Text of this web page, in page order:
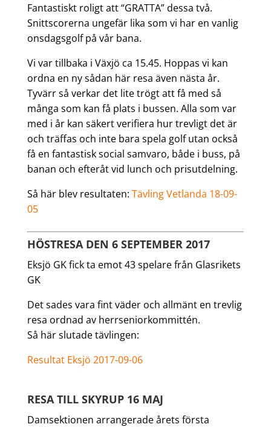
Fantastiskt roligt att “GRATTA” dessa två.
Snittscorerna ungefär lika som vi har en vanlig
onsdagsgolf på vår bana.
Vi var tillbaka i Växjö ca 15.45. Hoppas vi kan
ordna en ny sådan här resa även nästa år.
Tyvärr så verkar det lite trögt att få med så
många som kan få plats i bussen. Alla som var
med i år kan säkert verifiera hur trevligt det är
och träffas och inte bara spela golf utan också
få en fantastisk social samvaro, både i buss, på
banan och efteråt vid lunch och prisutdelning.
Så här blev resultaten: Tävling Vetlanda 18-09-
05
HÖSTRESA DEN 6 SEPTEMBER 2017
Eksjö GK fick ta emot 43 spelare från Glasrikets
GK
Det sades vara fint väder och allmänt en trevlig
resa ordnad av herrseniorkommittén.
Så här slutade tävlingen:
Resultat Eksjö 2017-09-06
RESA TILL SKYRUP 16 MAJ
Damsektionen arrangerade årets första